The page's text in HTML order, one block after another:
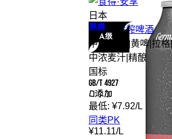
日本
麒麟
A级
麒麟 一番榨啤酒
中度
黄啤| 拉格|
中浓麦汁 精酿
国标
GB/T 4927
0添加
最低: ¥7.92/L
同类PK
¥11.11/L